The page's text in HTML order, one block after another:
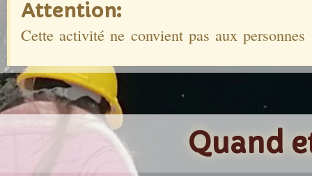
Attention:
Cette activité ne convient pas aux
Quand